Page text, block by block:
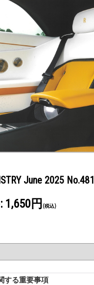
June 2025 No.481
: 1,650円 (税込)
する重要事項